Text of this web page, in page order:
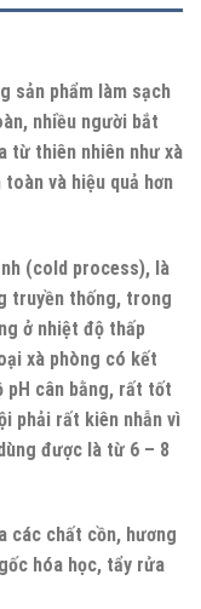
sản phẩm làm sạch
nhiều người bắt
từ thiên nhiên như xà
và hiệu quả hơn
(cold process), là
truyền thống, trong
ở nhiệt độ thấp
xà phòng có kết
pH cân bằng, rất tốt
phải rất kiên nhẫn vì
được là từ 6 – 8
các chất cồn, hương
hóa học, tẩy rửa